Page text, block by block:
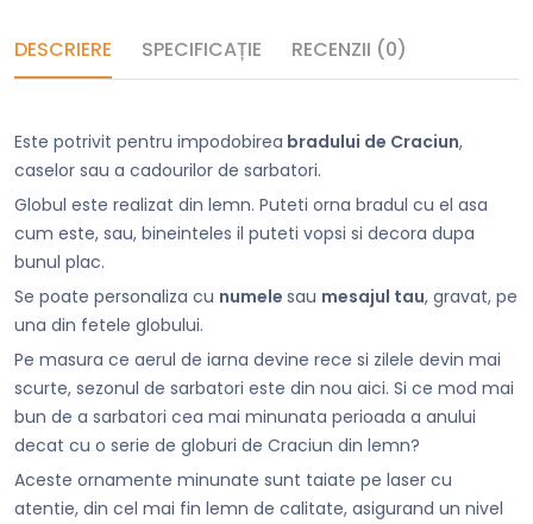
DESCRIERE SPECIFICAȚIE RECENZII (0)
Este potrivit pentru impodobirea bradului de Craciun,
caselor sau a cadourilor de sarbatori.
Globul este realizat din lemn. Puteti orna bradul cu el asa
cum este, sau, bineinteles il puteti vopsi si decora dupa
bunul plac.
Se poate personaliza cu numele sau mesajul tau, gravat, pe
una din fetele globului.
Pe masura ce aerul de iarna devine rece si zilele devin mai
scurte, sezonul de sarbatori este din nou aici. Si ce mod mai
bun de a sarbatori cea mai minunata perioada a anului
decat cu o serie de globuri de Craciun din lemn?
Aceste ornamente minunate sunt taiate pe laser cu
atentie, din cel mai fin lemn de calitate, asigurand un nivel